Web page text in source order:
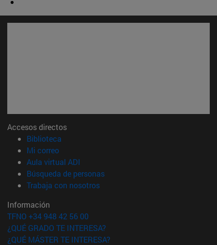
Accesos directos
Biblioteca
Mi correo(abre en nueva ventana)
Aula virtual ADI
Búsqueda de personas(abre en nueva ventana)
Trabaja con nosotros(abre en nueva ventana)
Información
TFNO +34 948 42 56 00
¿QUÉ GRADO TE INTERESA?
¿QUÉ MÁSTER TE INTERESA?